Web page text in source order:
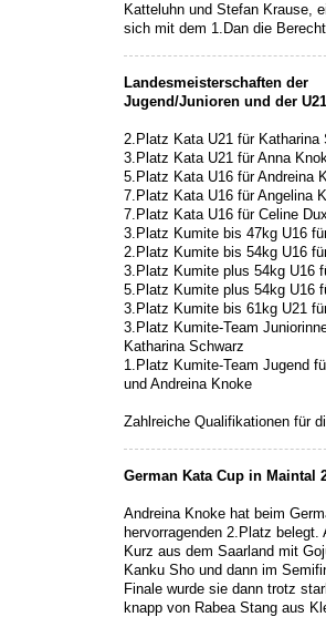
Katteluhn und Stefan Krause,
sich mit dem 1.Dan die
Landesmeisterschaften der
Jugend/Junioren und der
2.Platz Kata U21 für Katharina
3.Platz Kata U21 für Anna
5.Platz Kata U16 für Andreina
7.Platz Kata U16 für Angelina
7.Platz Kata U16 für Celine
3.Platz Kumite bis 47kg U16
2.Platz Kumite bis 54kg U16
3.Platz Kumite plus 54kg U16
5.Platz Kumite plus 54kg U16
3.Platz Kumite bis 61kg U21
3.Platz Kumite-Team
Katharina Schwarz
1.Platz Kumite-Team Jugend
und Andreina Knoke
Zahlreiche Qualifikationen für
German Kata Cup in Maintal
Andreina Knoke hat beim
hervorragenden 2.Platz
Kurz aus dem Saarland mit
Kanku Sho und dann im
Finale wurde sie dann trotz
knapp von Rabea Stang aus